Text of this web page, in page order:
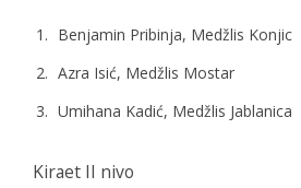
Benjamin Pribinja, Medžlis Konjic
Azra Isić, Medžlis Mostar
Umihana Kadić, Medžlis Jablanica
Kiraet II nivo